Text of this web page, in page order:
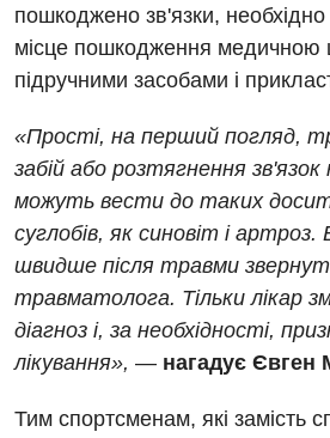
Акушерство і гінекологія
Алергологія, імунологія
Андрологія
Безоплатні послуги
Вакцинація
Відділення інтенсивної терапії
Відділення кардіосудинної
Відділення невідкладних станів
Гастроентерологія
Терапевтичне відділення
Травматологічне відділення
Урологічне відділення
Хірургічне відділення
Швидка медична допомога
пошкоджено зв'язки, необхідно
місце пошкодження
підручними засобами і
«Прості, на перший погляд,
забій або розтягнення зв'язок
можуть вести до таких
суглобів, як синовіт і
швидше після травми
травматолога. Тільки лікар
діагноз і, за необхідності,
лікування», — нагадує Євген
Тим спортсменам, які замість